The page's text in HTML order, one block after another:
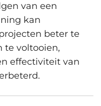
van een
kan
beter te
te voltooien,
effectiviteit van